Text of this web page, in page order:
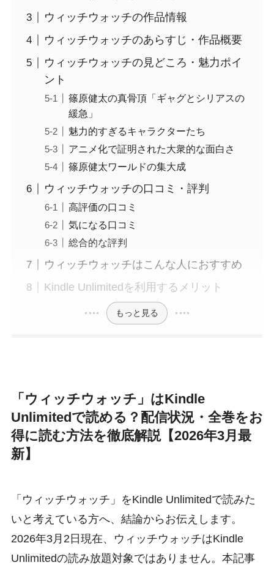
ウィッチウォッチの作品情報
ウィッチウォッチのあらすじ・作品概要
ウィッチウォッチの見どころ・魅力ポイ
ント
篠原健太の真骨頂「ギャグとシリアスの
緩急」
魅力的すぎるキャラクターたち
アニメ化で証明された大衆的な面白さ
篠原健太ワールドの集大成
ウィッチウォッチの口コミ・評判
高評価の口コミ
気になる口コミ
総合的な評判
ウィッチウォッチはこんな人におすすめ
Kindle Unlimitedを利用するメリット
もっと見る
「ウィッチウォッチ」はKindle
Unlimitedで読める？配信状況・全巻をお
得に読む方法を徹底解説【2026年3月最
新】
「ウィッチウォッチ」をKindle Unlimitedで読みた
いと考えている方へ、結論からお伝えします。
2026年3月2日現在、ウィッチウォッチはKindle
Unlimitedの読み放題対象ではありません。本記事